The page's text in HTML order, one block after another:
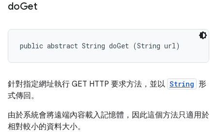
doGet
public abstract String doGet (String url)
針對指定網址執行 GET HTTP 要求方法，並以 String 形
式傳回。
由於系統會將遠端內容載入記憶體，因此這個方法只適用於
相對較小的資料大小。